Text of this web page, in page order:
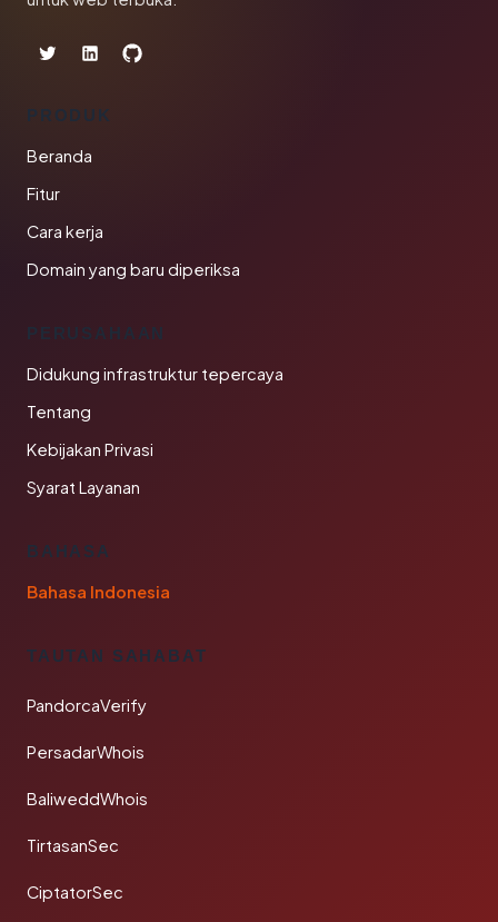
PRODUK
Beranda
Fitur
Cara kerja
Domain yang baru diperiksa
PERUSAHAAN
Didukung infrastruktur tepercaya
Tentang
Kebijakan Privasi
Syarat Layanan
BAHASA
Bahasa Indonesia
TAUTAN SAHABAT
PandorcaVerify
PersadarWhois
BaliweddWhois
TirtasanSec
CiptatorSec